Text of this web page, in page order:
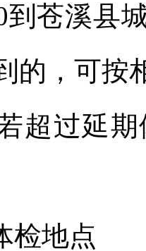
到苍溪县
的，可按
超过延
检地点